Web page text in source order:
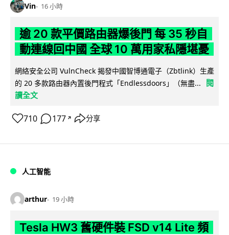
Vin 16 小時
逾 20 款平價路由器爆後門 每 35 秒自
動連線回中國 全球 10 萬用家私隱堪憂
網絡安全公司 VulnCheck 揭發中國智博通電子（Zbtlink）生產
的 20 多款路由器內置後門程式「Endlessdoors」（無盡...
閱
讀全文
710 177 ↗ 分享
人工智能
arthur 19 小時
Tesla HW3 舊硬件裝 FSD v14 Lite 頻